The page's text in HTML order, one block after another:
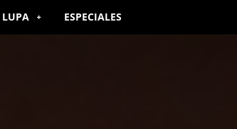
LUPA ESPECIALES